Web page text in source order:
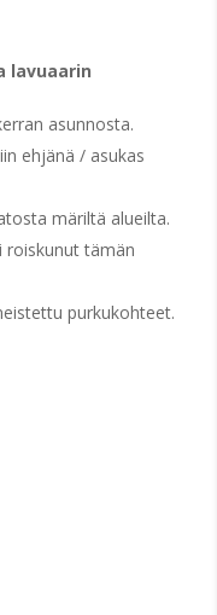
lavuaarin
asunnosta.
ehjänä / asukas
märiltä alueilta.
roiskunut tämän
purkukohteet.